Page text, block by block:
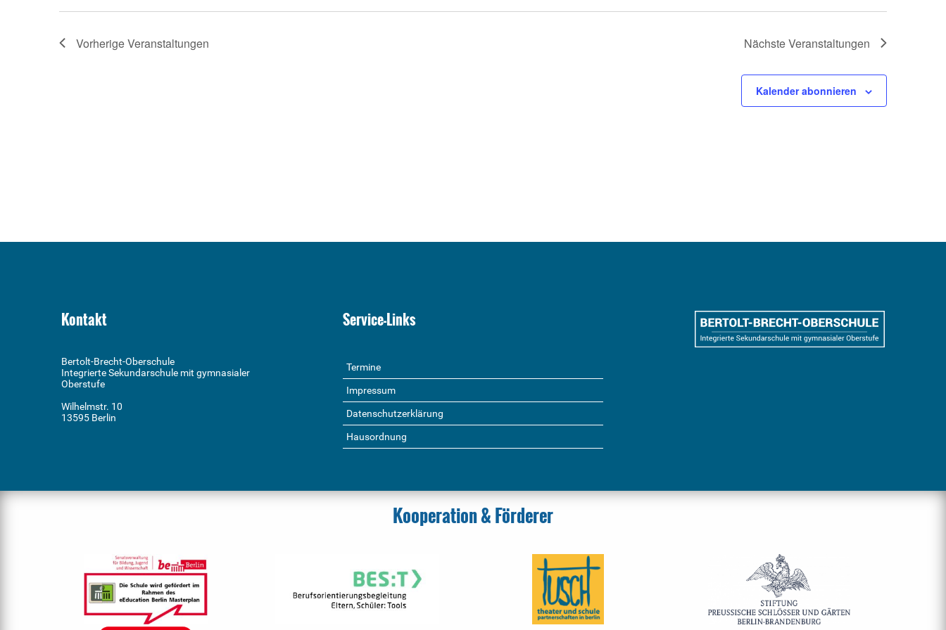
VorherigeVeranstaltungen NächsteVeranstaltungen
Kalender abonnieren
Kontakt
Bertolt-Brecht-Oberschule
Integrierte Sekundarschule mit gymnasialer
Oberstufe
Wilhelmstr. 10
13595 Berlin
Service-Links
Termine
Impressum
Datenschutzerklärung
Hausordnung
Kooperation & Förderer